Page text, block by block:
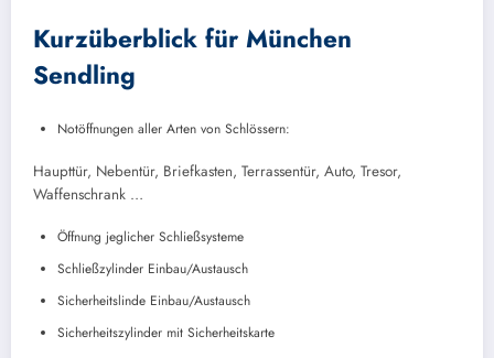
Kurzüberblick für München
Sendling
Notöffnungen aller Arten von Schlössern:
Haupttür, Nebentür, Briefkasten, Terrassentür, Auto, Tresor,
Waffenschrank …
Öffnung jeglicher Schließsysteme
Schließzylinder Einbau/Austausch
Sicherheitslinde Einbau/Austausch
Sicherheitszylinder mit Sicherheitskarte